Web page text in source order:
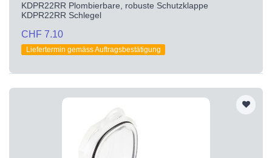
KDPR22RR Plombierbare, robuste Schutzklappe
KDPR22RR Schlegel
CHF 7.10
Liefertermin gemäss Auftragsbestätigung